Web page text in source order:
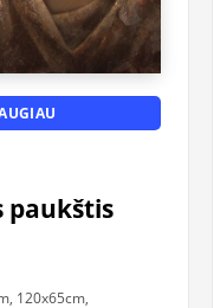
paukštis
120x65cm,